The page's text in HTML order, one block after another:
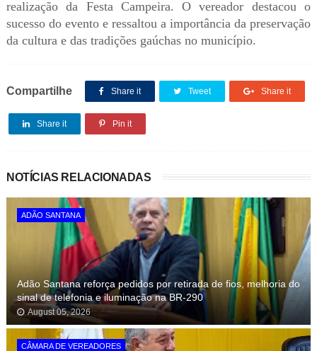
realização da Festa Campeira. O vereador destacou o
sucesso do evento e ressaltou a importância da preservação
da cultura e das tradições gaúchas no município.
Compartilhe Share it Tweet Share it
Share it Pin it
NOTÍCIAS RELACIONADAS
ADÃO SANTANA
Adão Santana reforça pedidos por retirada de fios, melhoria do
sinal de telefonia e iluminação na BR-290
August 05, 2026
CÂMARA DE VEREADORES